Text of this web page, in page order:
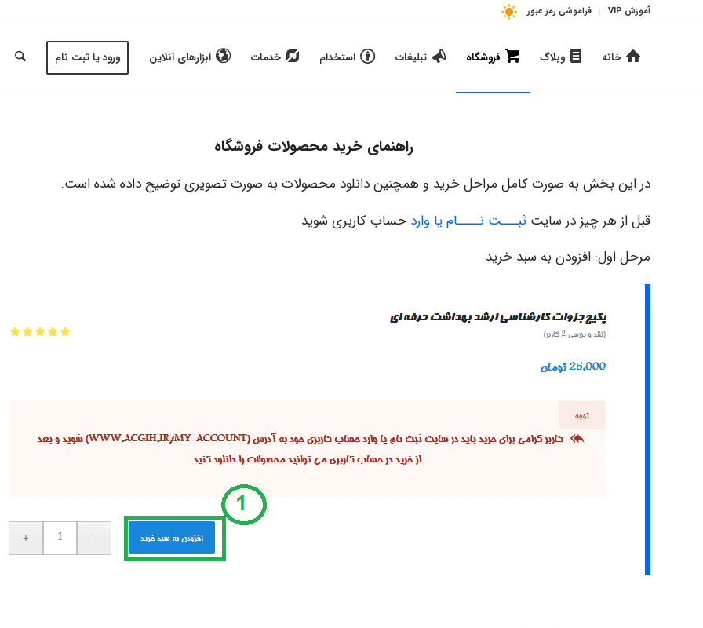
آموزش VIP فراموشی رمز عبور
خانه وبلاگ فروشگاه تبلیغات استخدام خدمات ابزارهای آنلاین ورود یا ثبت نام
راهنمای خرید محصولات فروشگاه
در این بخش به صورت کامل مراحل خرید و همچنین دانلود محصولات به صورت تصویری توضیح داده شده است.
قبل از هر چیز در سایت ثبـــت نــــام یا وارد حساب کاربری شوید
مرحل اول: افزودن به سبد خرید